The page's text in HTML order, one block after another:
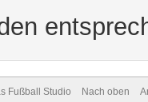
Fußball Studio Nach oben